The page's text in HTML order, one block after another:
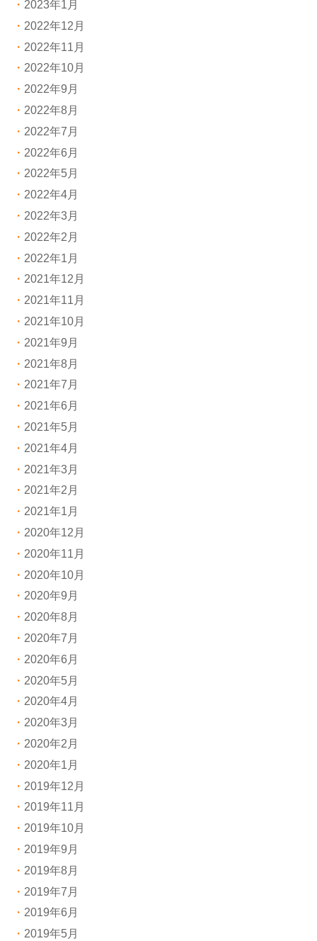
2023年1月
2022年12月
2022年11月
2022年10月
2022年9月
2022年8月
2022年7月
2022年6月
2022年5月
2022年4月
2022年3月
2022年2月
2022年1月
2021年12月
2021年11月
2021年10月
2021年9月
2021年8月
2021年7月
2021年6月
2021年5月
2021年4月
2021年3月
2021年2月
2021年1月
2020年12月
2020年11月
2020年10月
2020年9月
2020年8月
2020年7月
2020年6月
2020年5月
2020年4月
2020年3月
2020年2月
2020年1月
2019年12月
2019年11月
2019年10月
2019年9月
2019年8月
2019年7月
2019年6月
2019年5月